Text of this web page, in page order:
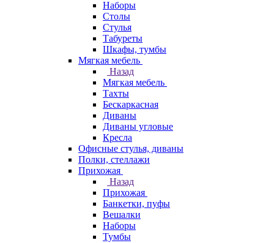
Наборы
Столы
Стулья
Табуреты
Шкафы, тумбы
Мягкая мебель
Назад
Мягкая мебель
Тахты
Бескаркасная
Диваны
Диваны угловые
Кресла
Офисные стулья, диваны
Полки, стеллажи
Прихожая
Назад
Прихожая
Банкетки, пуфы
Вешалки
Наборы
Тумбы